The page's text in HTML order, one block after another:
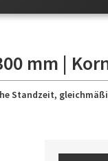
mm |
Standzeit,